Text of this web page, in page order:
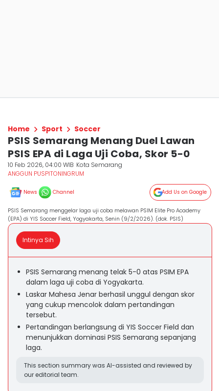
Home Sport Soccer
PSIS Semarang Menang Duel Lawan
PSIS EPA di Laga Uji Coba, Skor 5-0
10 Feb 2026, 04:00 WIB Kota Semarang
ANGGUN PUSPITONINGRUM
News Channel Add Us on Google
PSIS Semarang menggelar laga uji coba melawan PSIM Elite Pro Academy
(EPA) di YIS Soccer Field, Yogyakarta, Senin (9/2/2026). (dok. PSIS)
Intinya Sih
PSIS Semarang menang telak 5-0 atas PSIM EPA
dalam laga uji coba di Yogyakarta.
Laskar Mahesa Jenar berhasil unggul dengan skor
yang cukup mencolok dalam pertandingan
tersebut.
Pertandingan berlangsung di YIS Soccer Field dan
menunjukkan dominasi PSIS Semarang sepanjang
laga.
This section summary was AI-assisted and reviewed by
our editorial team.